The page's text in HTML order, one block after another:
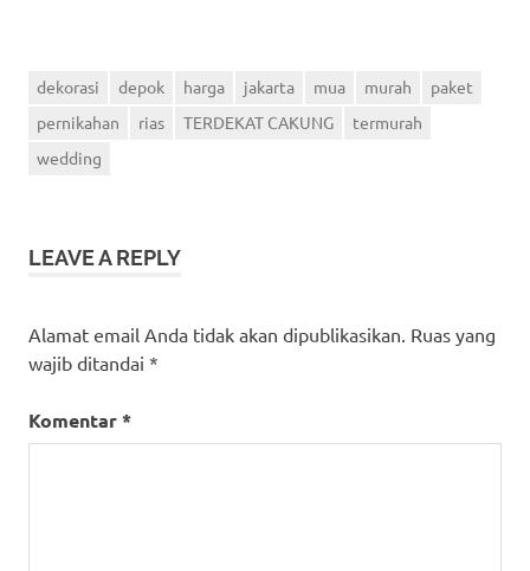
dekorasi depok harga jakarta mua murah
paket
pernikahan
rias TERDEKAT CAKUNG
termurah
wedding
LEAVE A REPLY
Alamat email Anda tidak akan dipublikasikan. Ruas yang
wajib ditandai *
Komentar*